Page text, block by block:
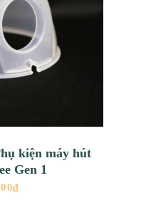
kiện máy hút
Gen 1
₫